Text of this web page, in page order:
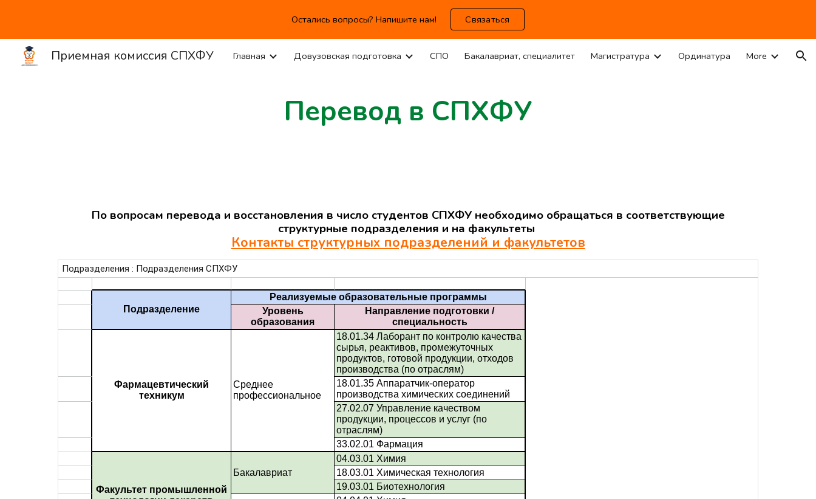
Skip to main content Skip to navigation
Остались вопросы? Напишите нам! Связаться
Приемная комиссия СПХФУ Главная Довузовская подготовка СПО Бакалавриат, специалитет Магистратура Ординатура More
Перевод в СПХФУ
По вопросам перевода и восстановления в число студентов СПХФУ необходимо обращаться в соответствующие
структурные подразделения и на факультеты
Контакты структурных подразделений и факультетов